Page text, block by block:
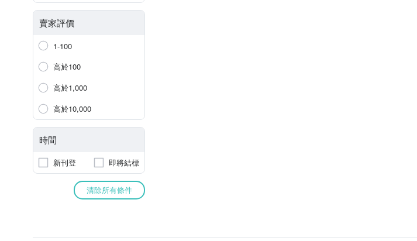
賣家評價
1-100
高於100
高於1,000
高於10,000
時間
新刊登 即將結標
清除所有條件